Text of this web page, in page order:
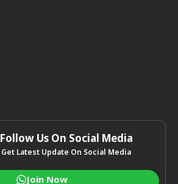
Follow Us On Social Media
Get Latest Update On Social Media
Join Now